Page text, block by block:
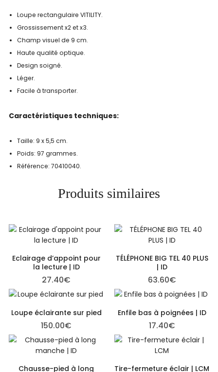
Loupe rectangulaire VITILITY.
Grossissement x2 et x3.
Champ visuel de 9 cm.
Haute qualité optique.
Design soigné.
Léger.
Facile à transporter.
Caractéristiques techniques:
Taille: 9 x 5,5 cm.
Poids: 97 grammes.
​Référence: 70410040.
Produits similaires
Eclairage d’appoint pour
la lecture | ID
27.40€
TÉLÉPHONE BIG TEL 40 PLUS
| ID
63.60€
Loupe éclairante sur pied
150.00€
Enfile bas à poignées | ID
17.40€
Chausse-pied à long Tire-fermeture éclair | LCM